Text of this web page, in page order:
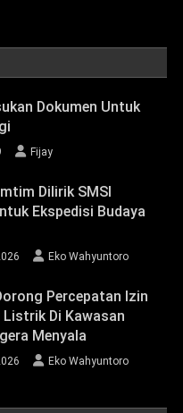
Dokumen Untuk
Fijay
Dilirik SMSI
Ekspedisi Budaya
Eko Wahyuntoro
Percepatan Izin
Di Kawasan
Menyala
Eko Wahyuntoro